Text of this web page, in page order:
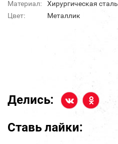
Материал:
Хирургическая сталь
Цвет:
Металлик
Делись:
Ставь лайки: